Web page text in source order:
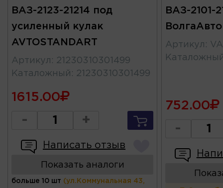
ВАЗ-2123-21214 под
усиленный кулак
AVTOSTANDART
Артикул : 21230310301499
Каталожный : 21230310301499
1615.00
- +
Написать отзыв
Показать аналоги
больше 10 шт (ул.Коммунальная 43,
ВАЗ-2101-
Артикул :
752.00
-